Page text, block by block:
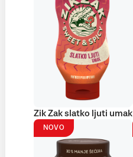
Zik Zak slatko ljuti umak
NOVO